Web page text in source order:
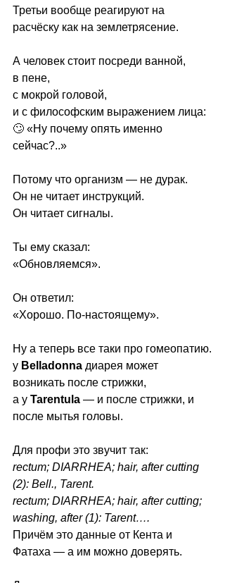
Третьи вообще реагируют на
расчёску как на землетрясение.
А человек стоит посреди ванной,
в пене,
с мокрой головой,
и с философским выражением лица:
🙄 «Ну почему опять именно
сейчас?..»
Потому что организм — не дурак.
Он не читает инструкций.
Он читает сигналы.
Ты ему сказал:
«Обновляемся».
Он ответил:
«Хорошо. По-настоящему».
Ну а теперь все таки про гомеопатию.
у Belladonna диарея может
возникать после стрижки,
а у Tarentula — и после стрижки, и
после мытья головы.
Для профи это звучит так:
rectum; DIARRHEA; hair, after cutting
(2): Bell., Tarent.
rectum; DIARRHEA; hair, after cutting;
washing, after (1): Tarent….
Причём это данные от Кента и
Фатаха — а им можно доверять.